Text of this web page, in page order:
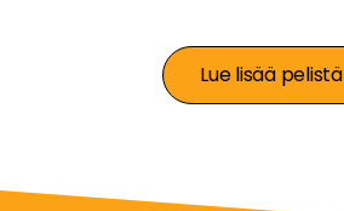
Lue lisää pelistä